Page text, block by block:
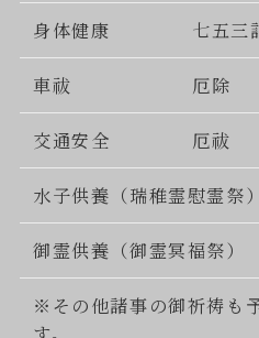
身体健康 七五三
車祓 厄除
交通安全 厄祓
水子供養（瑞稚霊慰霊祭）
御霊供養（御霊冥福祭）
※その他諸事の御祈祷も